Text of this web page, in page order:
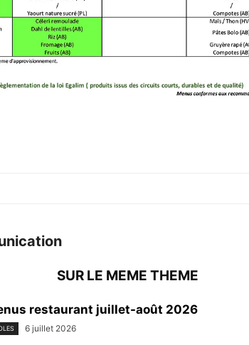
SUR LE MEME THEME
restaurant juillet-août 2026
6 juillet 2026